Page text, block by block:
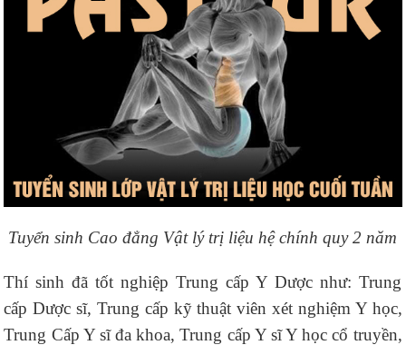
Tuyển sinh Cao đẳng Vật lý trị liệu hệ chính quy 2 năm
Thí sinh đã tốt nghiệp Trung cấp Y Dược như: Trung
cấp Dược sĩ, Trung cấp kỹ thuật viên xét nghiệm Y học,
Trung Cấp Y sĩ đa khoa, Trung cấp Y sĩ Y học cổ truyền,